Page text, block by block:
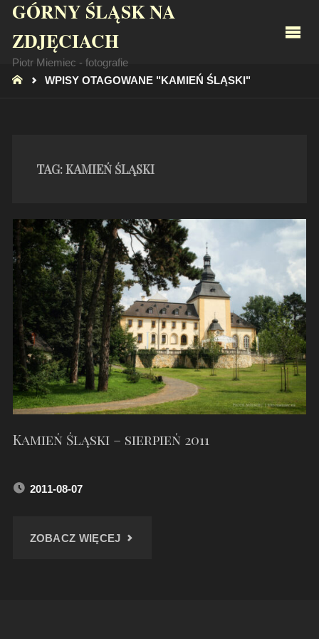
GÓRNY ŚLĄSK NA
ZDJĘCIACH
Piotr Miemiec - fotografie
STRONA
WPISY OTAGOWANE "KAMIEŃ ŚLĄSKI"
TAG:KAMIEŃ ŚLĄSKI
Kamień Śląski – sierpień 2011
2011-08-07
ZOBACZ WIĘCEJ"KAMIEŃ